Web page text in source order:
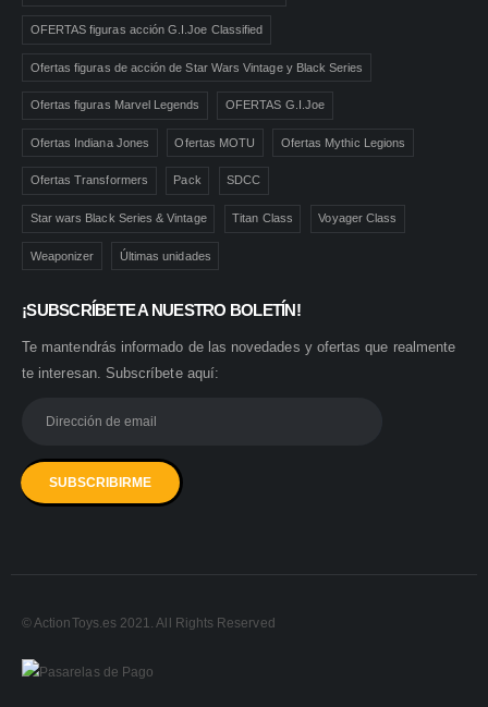
OFERTAS figuras acción G.I.Joe Classified
Ofertas figuras de acción de Star Wars Vintage y Black Series
Ofertas figuras Marvel Legends OFERTAS G.I.Joe
Ofertas Indiana Jones Ofertas MOTU Ofertas Mythic Legions
Ofertas Transformers Pack SDCC
Star wars Black Series & Vintage Titan Class Voyager Class
Weaponizer Últimas unidades
¡SUBSCRÍBETE A NUESTRO BOLETÍN!
Te mantendrás informado de las novedades y ofertas que realmente
te interesan. Subscríbete aquí:
© ActionToys.es 2021. All Rights Reserved